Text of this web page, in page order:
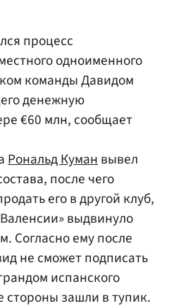
процесс
одноименного
команды Давидом
денежную
€60 млн, сообщает
Рональд Куманвывел
после чего
его в другой клуб,
выдвинуло
Согласно ему после
не сможет подписать
испанского
стороны зашли в тупик.